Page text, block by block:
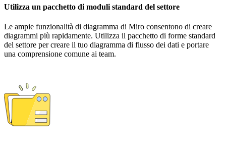
Utilizza un pacchetto di moduli standard del settore
Le ampie funzionalità di diagramma di Miro consentono di creare
diagrammi più rapidamente. Utilizza il pacchetto di forme standard
del settore per creare il tuo diagramma di flusso dei dati e portare
una comprensione comune ai team.